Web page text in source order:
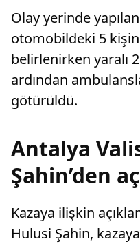
Olay yerinde
otomobildeki 5
belirlenirken yaralı
ardından
götürüldü.
Antalya
Şahin’den
Kazaya ilişkin
Hulusi Şahin,